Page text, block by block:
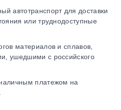
автотранспорт для доставки
или труднодоступные
материалов и сплавов,
ушедшими с российского
платежом на